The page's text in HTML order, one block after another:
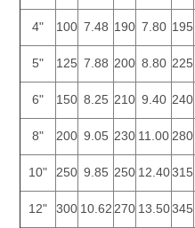
4" 100 7.48 190 7.80 195
5" 125 7.88 200 8.80 225
6" 150 8.25 210 9.40 240
8" 200 9.05 230 11.00 280
10" 250 9.85 250 12.40315
12" 300 10.62 270 13.50345